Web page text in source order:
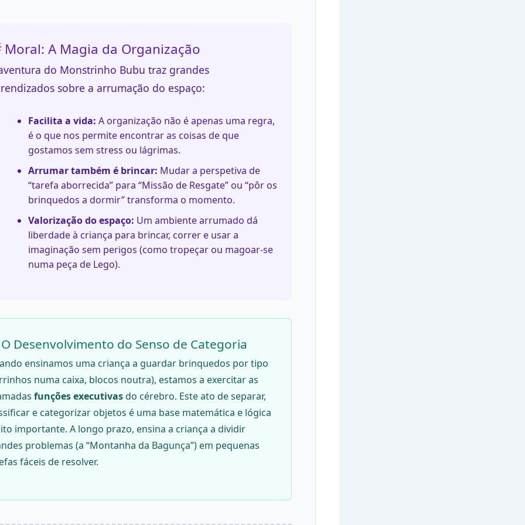
Moral: A Magia da Organização
do Monstrinho Bubu traz grandes
sobre a arrumação do espaço:
Facilita a vida: A organização não é apenas uma regra,
é o que nos permite encontrar as coisas de que
gostamos sem stress ou lágrimas.
Arrumar também é brincar: Mudar a perspetiva de
“tarefa aborrecida” para “Missão de Resgate” ou “pôr os
brinquedos a dormir” transforma o momento.
Valorização do espaço: Um ambiente arrumado dá
liberdade à criança para brincar, correr e usar a
imaginação sem perigos (como tropeçar ou magoar-se
numa peça de Lego).
Desenvolvimento do Senso de Categoria
ensinamos uma criança a guardar brinquedos por tipo
numa caixa, blocos noutra), estamos a exercitar as
funções executivasdo cérebro. Este ato de separar,
e categorizar objetos é uma base matemática e lógica
importante. A longo prazo, ensina a criança a dividir
problemas (a “Montanha da Bagunça”) em pequenas
fáceis de resolver.